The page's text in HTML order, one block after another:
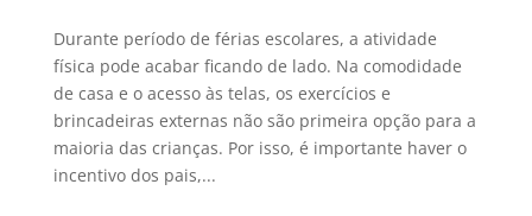
Durante período de férias escolares, a atividade
física pode acabar ficando de lado. Na comodidade
de casa e o acesso às telas, os exercícios e
brincadeiras externas não são primeira opção para a
maioria das crianças. Por isso, é importante haver o
incentivo dos pais,...